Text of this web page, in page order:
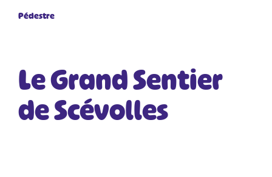
Pédestre
Le Grand Sentier
de Scévolles